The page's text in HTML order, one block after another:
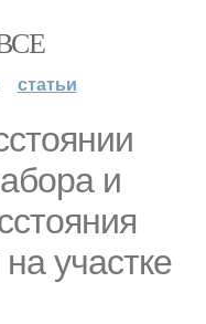
статьи
и
участке